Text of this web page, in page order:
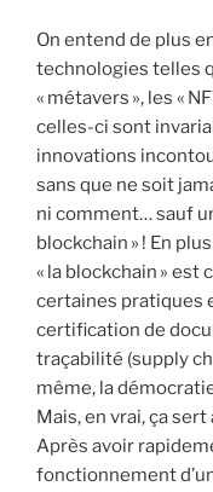
On entend de plus
technologies telles
« métavers », les «
celles-ci sont
innovations
sans que ne soit
ni comment… sauf
blockchain » ! En
« la blockchain »
certaines pratiques
certification de
traçabilité (supply
même, la
Mais, en vrai, ça
Après avoir
fonctionnement